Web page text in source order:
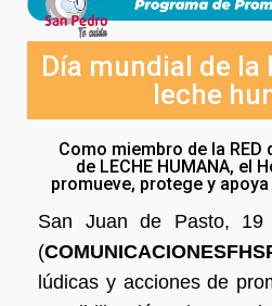
Día mundial de la
leche
Como miembro de la RED
de LECHE HUMANA, el
promueve, protege y
San Juan de Pasto,
(
lúdicas y acciones de